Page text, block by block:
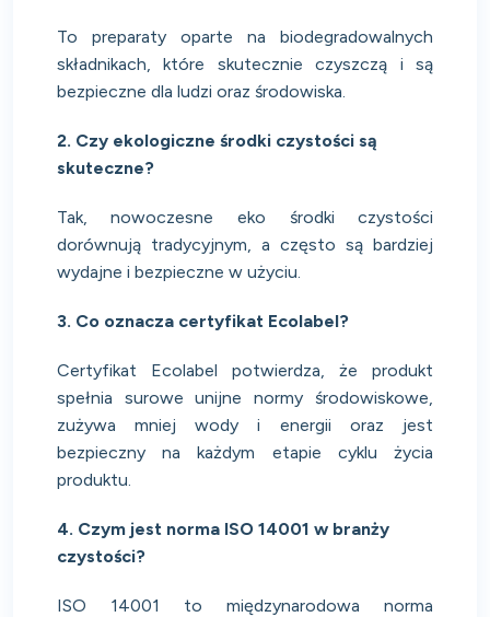
To preparaty oparte na biodegradowalnych
składnikach, które skutecznie czyszczą i są
bezpieczne dla ludzi oraz środowiska.
2. Czy ekologiczne środki czystości są
skuteczne?
Tak, nowoczesne eko środki czystości
dorównują tradycyjnym, a często są bardziej
wydajne i bezpieczne w użyciu.
3. Co oznacza certyfikat Ecolabel?
Certyfikat Ecolabel potwierdza, że produkt
spełnia surowe unijne normy środowiskowe,
zużywa mniej wody i energii oraz jest
bezpieczny na każdym etapie cyklu życia
produktu.
4. Czym jest norma ISO 14001 w branży
czystości?
ISO 14001 to międzynarodowa norma